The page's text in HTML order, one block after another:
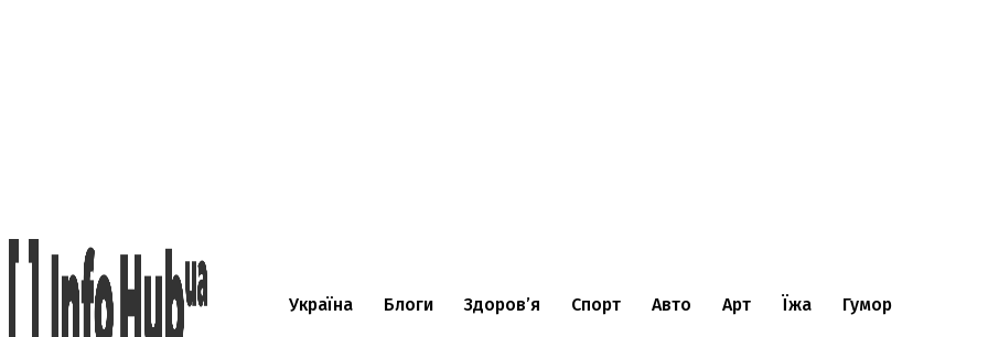
Україна Блоги Здоров’я Спорт Авто Арт Їжа Гумор